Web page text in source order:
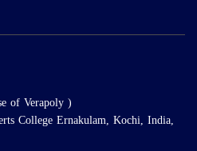
of Verapoly )
College Ernakulam, Kochi, India,